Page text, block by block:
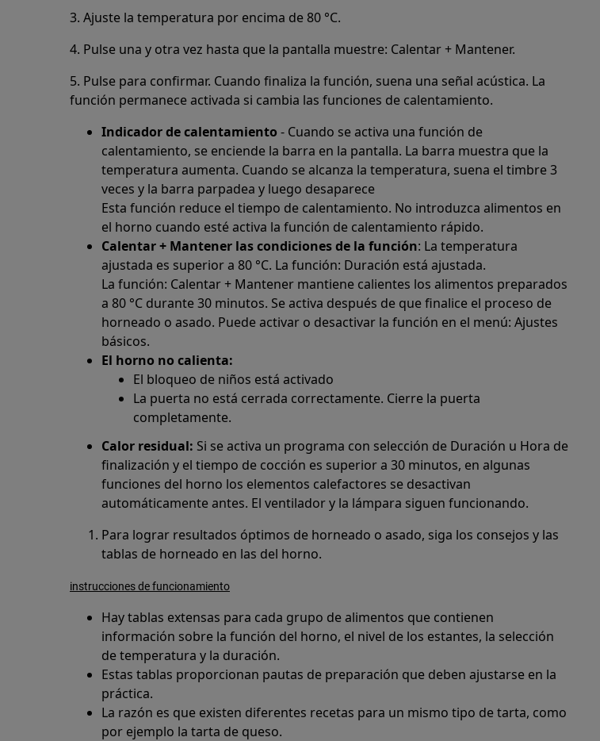
3. Ajuste la temperatura por encima de 80 °C.
4. Pulse una y otra vez hasta que la pantalla muestre: Calentar + Mantener.
5. Pulse para confirmar. Cuando finaliza la función, suena una señal acústica. La
función permanece activada si cambia las funciones de calentamiento.
Indicador de calentamiento - Cuando se activa una función de
calentamiento, se enciende la barra en la pantalla. La barra muestra que la
temperatura aumenta. Cuando se alcanza la temperatura, suena el timbre 3
veces y la barra parpadea y luego desaparece
Esta función reduce el tiempo de calentamiento. No introduzca alimentos en
el horno cuando esté activa la función de calentamiento rápido.
Calentar + Mantener las condiciones de la función: La temperatura
ajustada es superior a 80 °C. La función: Duración está ajustada.
La función: Calentar + Mantener mantiene calientes los alimentos preparados
a 80 °C durante 30 minutos. Se activa después de que finalice el proceso de
horneado o asado. Puede activar o desactivar la función en el menú: Ajustes
básicos.
El horno no calienta:
El bloqueo de niños está activado
La puerta no está cerrada correctamente. Cierre la puerta
completamente.
Calor residual: Si se activa un programa con selección de Duración u Hora de
finalización y el tiempo de cocción es superior a 30 minutos, en algunas
funciones del horno los elementos calefactores se desactivan
automáticamente antes. El ventilador y la lámpara siguen funcionando.
Para lograr resultados óptimos de horneado o asado, siga los consejos y las
tablas de horneado en las del horno.
instrucciones de funcionamiento
Hay tablas extensas para cada grupo de alimentos que contienen
información sobre la función del horno, el nivel de los estantes, la selección
de temperatura y la duración.
Estas tablas proporcionan pautas de preparación que deben ajustarse en la
práctica.
La razón es que existen diferentes recetas para un mismo tipo de tarta, como
por ejemplo la tarta de queso.